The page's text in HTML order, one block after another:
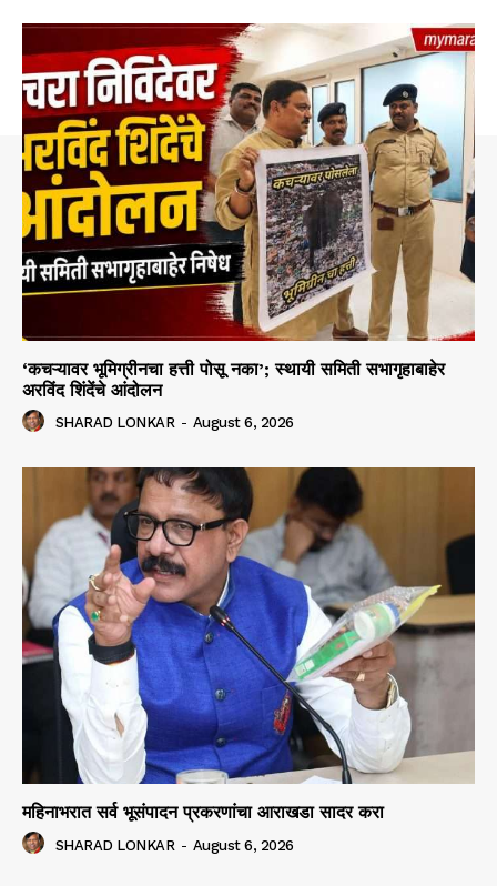
‘कचऱ्यावर भूमिग्रीनचा हत्ती पोसू नका’; स्थायी समिती सभागृहाबाहेर
अरविंद शिंदेंचे आंदोलन
SHARAD LONKAR - August 6, 2026
महिनाभरात सर्व भूसंपादन प्रकरणांचा आराखडा सादर करा
SHARAD LONKAR - August 6, 2026